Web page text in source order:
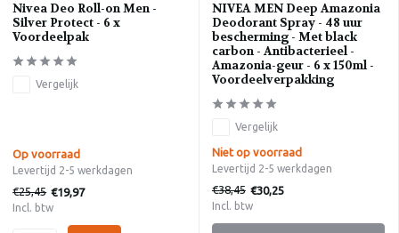
Nivea Deo Roll-on Men -
Silver Protect - 6 x
Voordeelpak
Vergelijk
Op voorraad
Levertijd 2-5 werkdagen
€25,45 €19,97
Incl. btw
NIVEA MEN Deep Amazonia
Deodorant Spray - 48 uur
bescherming - Met black
carbon - Antibacterieel -
Amazonia-geur - 6 x 150ml -
Voordeelverpakking
Vergelijk
Niet op voorraad
Levertijd 2-5 werkdagen
€38,45 €30,25
Incl. btw